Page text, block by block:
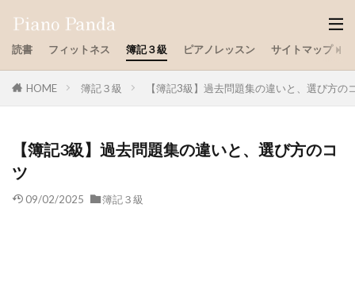
読書 フィットネス 簿記３級 ピアノレッスン サイトマップ
HOME 簿記３級 【簿記3級】過去問題集の違いと、選び方の
【簿記3級】過去問題集の違いと、選び方のコ
ツ
09/02/2025 簿記３級